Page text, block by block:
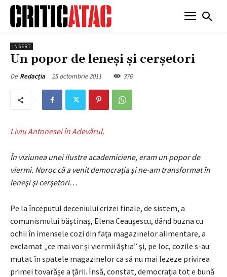
INSERT
Un popor de leneşi şi cerşetori
De Redacția 25 octombrie 2011 376
Liviu Antonesei în Adevărul.
În viziunea unei ilustre academiciene, eram un popor de
viermi. Noroc că a venit democraţia şi ne-am transformat în
leneşi şi cerşetori…
Pe la începutul deceniului crizei finale, de sistem, a
comunismului băştinaş, Elena Ceauşescu, dând buzna cu
ochii în imensele cozi din faţa magazinelor alimentare, a
exclamat „ce mai vor şi viermii ăştia” şi, pe loc, cozile s-au
mutat în spatele magazinelor ca să nu mai lezeze privirea
primei tovarăşe a ţării. Însă, constat, democraţia tot e bună